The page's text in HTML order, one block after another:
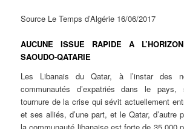
Source Le Temps d’Algérie 16/06/2017
AUCUNE ISSUE RAPIDE A
SAOUDO-QATARIE
Les Libanais du Qatar, à l’instar des
communautés d’expatriés dans le pays,
tournure de la crise qui sévit actuellement
et ses alliés, d’une part, et le Qatar, d’autre